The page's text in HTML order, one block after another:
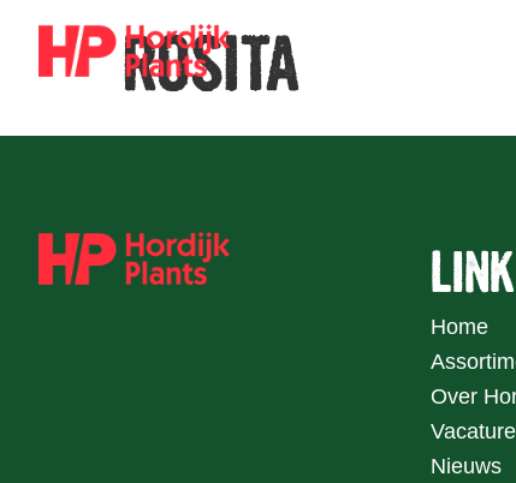
ROSITA
Home
Over
Nieuws